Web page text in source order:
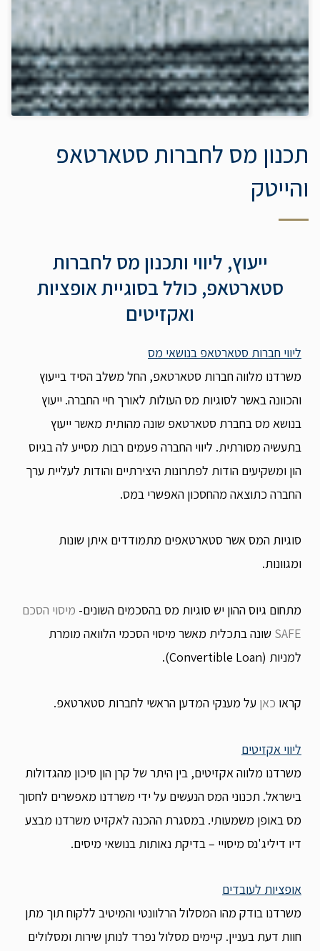
תכנון מס לחברות סטארטאפ
והייטק
ייעוץ, ליווי ותכנון מס לחברות
סטארטאפ, כולל בסוגיית אופציות
ואקזיטים
ליווי חברות סטארטאפ בנושאי מס
משרדנו מלווה חברות סטארטאפ, החל משלב הסיד בייעוץ
והכוונה באשר לסוגיות מס העולות לאורך חיי החברה. ייעוץ
בנושא מס בחברת סטארטאפ שונה מהותית מאשר ייעוץ
בתעשיה מסורתית. ליווי החברה פעמים רבות מסייע לה בגיוס
הון ומשקיעים הודות לפתרונות היצירתיים והודות לעליית ערך
החברה כתוצאה מהחסכון האפשרי במס.
סוגיות המס אשר סטארטאפים מתמודדים איתן שונות
ומגוונות.
מתחום גיוס ההון יש סוגיות מס בהסכמים השונים- מיסוי הסכם
SAFE שונה בתכלית מאשר מיסוי הסכמי הלוואה מומרת
למניות (Convertible Loan).
קראו כאן על מענקי המדען הראשי לחברות סטארטאפ.
ליווי אקזיטים
משרדנו מלווה אקזיטים, בין היתר של קרן הון סיכון מהגדולות
בישראל. תכנוני המס הנעשים על ידי משרדנו מאפשרים לחסוך
מס באופן משמעותי. במסגרת ההכנה לאקזיט משרדנו מבצע
דיו דיליג'נס מיסויי – בדיקת נאותות בנושאי מיסים.
אופציות לעובדים
משרדנו בודק מהו המסלול הרלוונטי והמיטיב ללקוח תוך מתן
חוות דעת בעניין. קיימים מסלול נפרד לנותן שירות ומסלולים